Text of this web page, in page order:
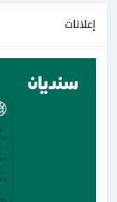
إعلانات